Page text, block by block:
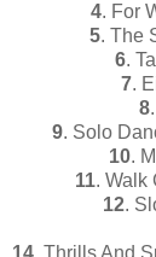
4. For
5. The
6.
7.
8.
9. Solo
10.
11. Walk
12.